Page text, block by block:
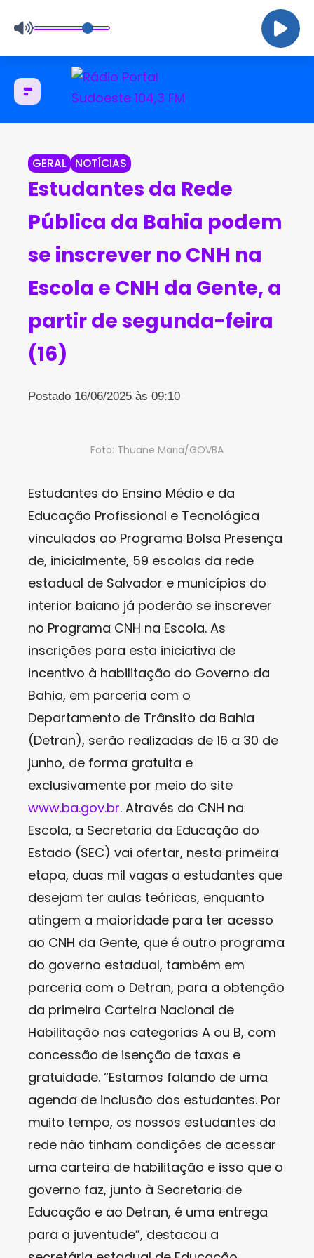
GERAL NOTÍCIAS
Estudantes da Rede
Pública da Bahia podem
se inscrever no CNH na
Escola e CNH da Gente, a
partir de segunda-feira
(16)
Postado 16/06/2025 às 09:10
Foto: Thuane Maria/GOVBA
Estudantes do Ensino Médio e da
Educação Profissional e Tecnológica
vinculados ao Programa Bolsa Presença
de, inicialmente, 59 escolas da rede
estadual de Salvador e municípios do
interior baiano já poderão se inscrever
no Programa CNH na Escola. As
inscrições para esta iniciativa de
incentivo à habilitação do Governo da
Bahia, em parceria com o
Departamento de Trânsito da Bahia
(Detran), serão realizadas de 16 a 30 de
junho, de forma gratuita e
exclusivamente por meio do site
www.ba.gov.br. Através do CNH na
Escola, a Secretaria da Educação do
Estado (SEC) vai ofertar, nesta primeira
etapa, duas mil vagas a estudantes que
desejam ter aulas teóricas, enquanto
atingem a maioridade para ter acesso
ao CNH da Gente, que é outro programa
do governo estadual, também em
parceria com o Detran, para a obtenção
da primeira Carteira Nacional de
Habilitação nas categorias A ou B, com
concessão de isenção de taxas e
gratuidade. “Estamos falando de uma
agenda de inclusão dos estudantes. Por
muito tempo, os nossos estudantes da
rede não tinham condições de acessar
uma carteira de habilitação e isso que o
governo faz, junto à Secretaria de
Educação e ao Detran, é uma entrega
para a juventude”, destacou a